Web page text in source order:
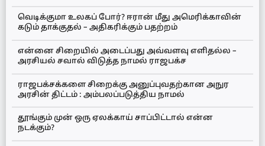
வெடிக்குமா உலகப் போர்? ஈரான் மீது அமெரிக்காவின்
கடும் தாக்குதல் – அதிகரிக்கும் பதற்றம்
என்னை சிறையில் அடைப்பது அவ்வளவு எளிதல்ல –
அரசியல் சவால் விடுத்த நாமல் ராஜபக்ச
ராஜபக்சக்களை சிறைக்கு அனுப்புவதற்கான அநுர
அரசின் திட்டம் : அம்பலப்படுத்திய நாமல்
தூங்கும் முன் ஒரு ஏலக்காய் சாப்பிட்டால் என்ன
நடக்கும்?